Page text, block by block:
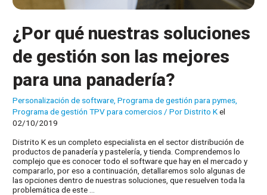
¿Por qué nuestras soluciones
de gestión son las mejores
para una panadería?
Personalización de software ,Programa de gestión para pymes
Programa de gestión TPV para comercios / PorDistrito Kel
02/10/2019
Distrito K es un completo especialista en el sector distribución de
productos de panadería y pastelería, y tienda. Comprendemos lo
complejo que es conocer todo el software que hay en el mercado y
compararlo, por eso a continuación, detallaremos solo algunas de
las opciones dentro de nuestras soluciones, que resuelven toda la
problemática de este …